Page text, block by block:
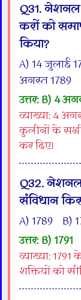
Q31.
करों को
किया?
A) 14 जुलाई
अगस्त 1789
उत्तर: B) 4
व्याख्या: 4
कुलीनों के
कर दिए।
Q32.
संविधान
A) 1789 B)
उत्तर: B) 1791
व्याख्या:
शक्तियों को